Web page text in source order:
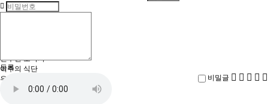
진우원 소식지
이주의 식단
우리들의 공간
자유게시판
등록
비밀글